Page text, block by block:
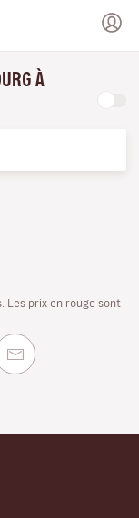
À
Les prix en rouge sont